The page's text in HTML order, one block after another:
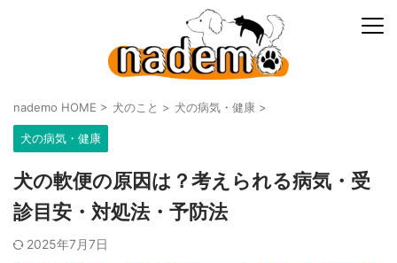
nademo HOME > 犬のこと > 犬の病気・健康 >
犬の病気・健康
犬の軟便の原因は？考えられる病気・受
診目安・対処法・予防法
2025年7月7日